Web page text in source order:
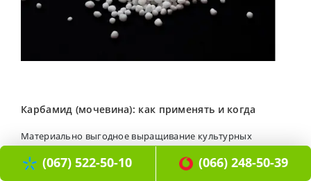
(067) 522-50-10 (066) 248-50-39
Карбамид (мочевина): как применять и когда
Материально выгодное выращивание культурных
растений практически невозможно без использования
современных и эффективных удобрений. Их ключевой